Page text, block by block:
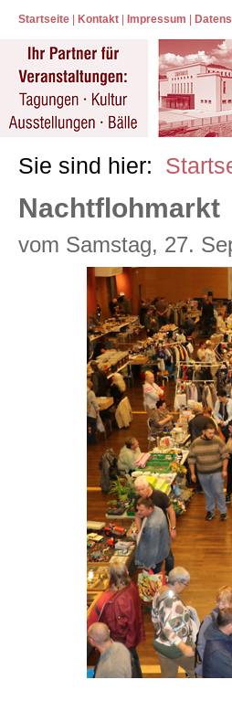
Startseite Kontakt Impressum
Sie sind hier:
Nachtflohmarkt
vom Samstag, 27.